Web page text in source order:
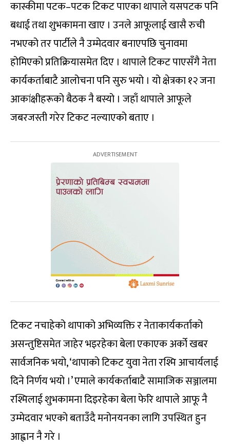
कास्कीमा पटक–पटक टिकट पाएका थापाले यसपटक पनि
बधाई तथा शुभकामना खाए । उनले आफूलाई खासै रुची
नभएको तर पार्टीले नै उम्मेदवार बनाएपछि चुनावमा
होमिएको प्रतिक्रियासमेत दिए । थापाले टिकट पाएसँगै नेता
कार्यकर्ताबाटै आलोचना पनि सुरु भयो । यो क्षेत्रका १२ जना
आकांक्षीहरूको बैठक नै बस्यो । जहाँ थापाले आफूले
जबरजस्ती गरेर टिकट नल्याएको बताए ।
टिकट नचाहेको थापाको अभिव्यक्ति र नेताकार्यकर्ताको
असन्तुष्टिसमेत जाहेर भइरहेका बेला एकाएक अर्को खबर
सार्वजनिक भयो, ‘थापाको टिकट युवा नेता रश्मि आचार्यलाई
दिने निर्णय भयो ।’ एमाले कार्यकर्ताबाटै सामाजिक सञ्जालमा
रश्मिलाई शुभकामना दिइरहेका बेला फेरि थापाले आफू नै
उम्मेदवार भएको बताउँदै मनोनयनका लागि उपस्थित हुन
आह्वान नै गरे ।